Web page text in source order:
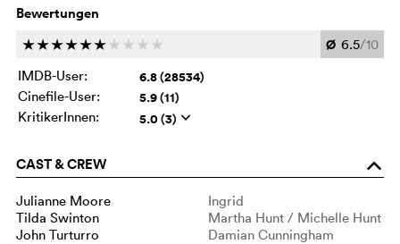
Bewertungen
cccccc c c c c Ø 6.5/10
IMDB-User:
6.8 (28534)
Cinefile-User: 5.9 (11)
KritikerInnen: 5.0 (3) q
CAST & CREW o
Julianne Moore
Ingrid
Tilda Swinton
Martha Hunt / Michelle Hunt
John Turturro
Damian Cunningham